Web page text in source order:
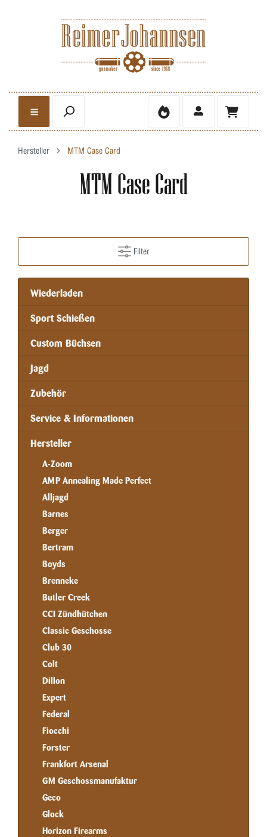
Hersteller MTM Case Card
MTM Case Card
Filter
Wiederladen
Sport Schießen
Custom Büchsen
Jagd
Zubehör
Service & Informationen
Hersteller
A-Zoom
AMP Annealing Made Perfect
Alljagd
Barnes
Berger
Bertram
Boyds
Brenneke
Butler Creek
CCI Zündhütchen
Classic Geschosse
Club 30
Colt
Dillon
Expert
Federal
Fiocchi
Forster
Frankfort Arsenal
GM Geschossmanufaktur
Geco
Glock
Horizon Firearms